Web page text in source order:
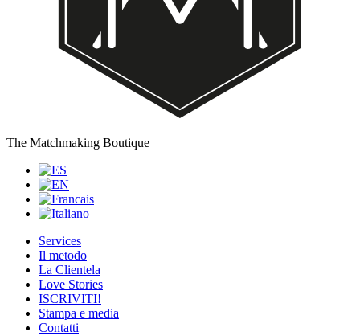
The Matchmaking Boutique
Services
Il metodo
La Clientela
Love Stories
ISCRIVITI!
Stampa e media
Contatti